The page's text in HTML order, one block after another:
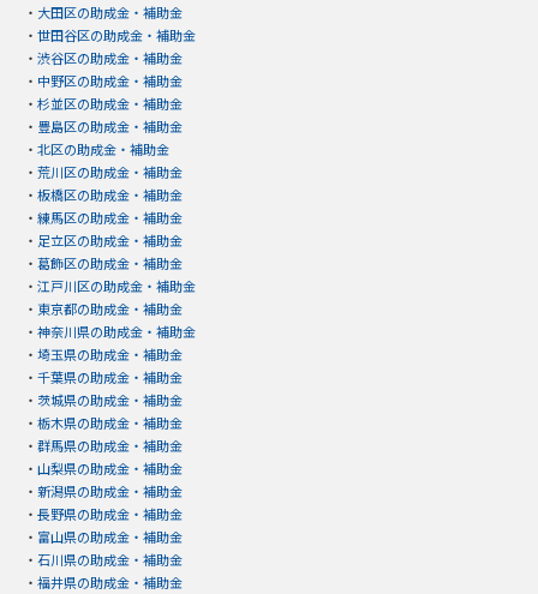
・ 大田区の助成金・補助金
・ 世田谷区の助成金・補助金
・ 渋谷区の助成金・補助金
・ 中野区の助成金・補助金
・ 杉並区の助成金・補助金
・ 豊島区の助成金・補助金
・ 北区の助成金・補助金
・ 荒川区の助成金・補助金
・ 板橋区の助成金・補助金
・ 練馬区の助成金・補助金
・ 足立区の助成金・補助金
・ 葛飾区の助成金・補助金
・ 江戸川区の助成金・補助金
・ 東京都の助成金・補助金
・ 神奈川県の助成金・補助金
・ 埼玉県の助成金・補助金
・ 千葉県の助成金・補助金
・ 茨城県の助成金・補助金
・ 栃木県の助成金・補助金
・ 群馬県の助成金・補助金
・ 山梨県の助成金・補助金
・ 新潟県の助成金・補助金
・ 長野県の助成金・補助金
・ 富山県の助成金・補助金
・ 石川県の助成金・補助金
・ 福井県の助成金・補助金